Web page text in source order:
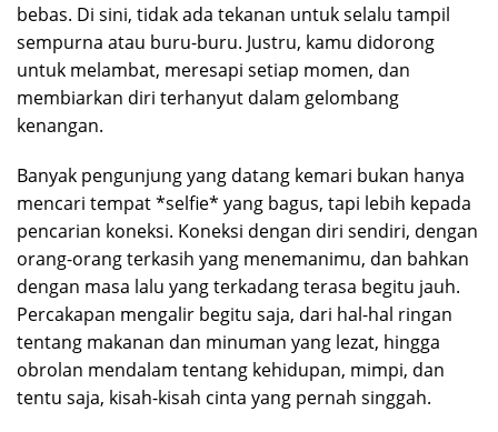
bebas. Di sini, tidak ada tekanan untuk selalu tampil
sempurna atau buru-buru. Justru, kamu didorong
untuk melambat, meresapi setiap momen, dan
membiarkan diri terhanyut dalam gelombang
kenangan.
Banyak pengunjung yang datang kemari bukan hanya
mencari tempat *selfie* yang bagus, tapi lebih kepada
pencarian koneksi. Koneksi dengan diri sendiri, dengan
orang-orang terkasih yang menemanimu, dan bahkan
dengan masa lalu yang terkadang terasa begitu jauh.
Percakapan mengalir begitu saja, dari hal-hal ringan
tentang makanan dan minuman yang lezat, hingga
obrolan mendalam tentang kehidupan, mimpi, dan
tentu saja, kisah-kisah cinta yang pernah singgah.